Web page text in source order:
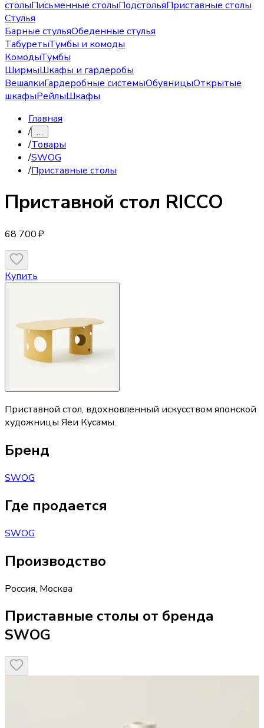
столыПисьменные столыПодстольяПриставные столы
Стулья
Барные стульяОбеденные стулья
ТабуретыТумбы и комоды
КомодыТумбы
ШирмыШкафы и гардеробы
ВешалкиГардеробные системыОбувницыОткрытые
шкафыРейлыШкафы
Главная
/ …
/Товары
/SWOG
/Приставные столы
Приставной стол RICCO
68 700 ₽
Купить
Приставной стол, вдохновленный искусством японской
художницы Яеи Кусамы.
Бренд
SWOG
Где продается
SWOG
Производство
Россия, Москва
Приставные столы от бренда
SWOG